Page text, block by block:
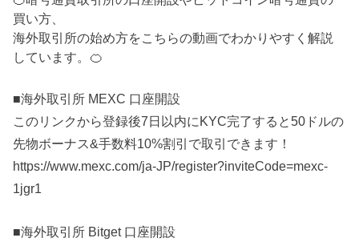
買い方、
海外取引所の始め方をこちらの動画でわかりやすく解説
しています。🍊
■海外取引所 MEXC 口座開設
このリンクから登録後7日以内にKYC完了すると50ドルの
先物ボーナス&手数料10%割引で取引できます！
https://www.mexc.com/ja-JP/register?inviteCode=mexc-
1jgr1
■海外取引所 Bitget 口座開設